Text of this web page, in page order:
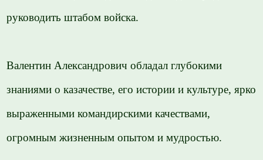
руководить штабом войска.
Валентин Александрович обладал глубокими
знаниями о казачестве, его истории и культуре, ярко
выраженными командирскими качествами,
огромным жизненным опытом и мудростью.